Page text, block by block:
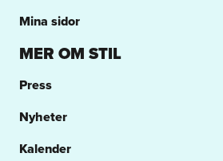
Mina sidor
MER OM STIL
Press
Nyheter
Kalender